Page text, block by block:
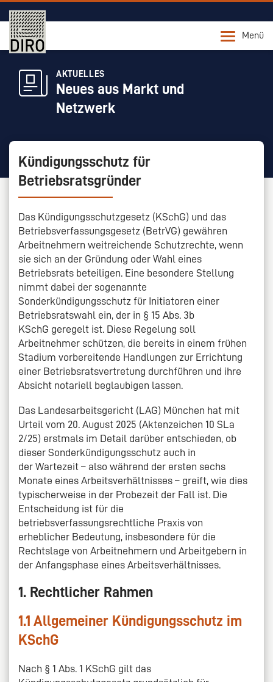
Menü
AKTUELLES
Neues aus Markt und
Netzwerk
Kündigungsschutz für
Betriebsratsgründer
Das Kündigungsschutzgesetz (KSchG) und das
Betriebsverfassungsgesetz (BetrVG) gewähren
Arbeitnehmern weitreichende Schutzrechte, wenn
sie sich an der Gründung oder Wahl eines
Betriebsrats beteiligen. Eine besondere Stellung
nimmt dabei der sogenannte
Sonderkündigungsschutz für Initiatoren einer
Betriebsratswahl ein, der in § 15 Abs. 3b
KSchG geregelt ist. Diese Regelung soll
Arbeitnehmer schützen, die bereits in einem frühen
Stadium vorbereitende Handlungen zur Errichtung
einer Betriebsratsvertretung durchführen und ihre
Absicht notariell beglaubigen lassen.
Das Landesarbeitsgericht (LAG) München hat mit
Urteil vom 20. August 2025 (Aktenzeichen 10 SLa
2/25) erstmals im Detail darüber entschieden, ob
dieser Sonderkündigungsschutz auch in
der Wartezeit – also während der ersten sechs
Monate eines Arbeitsverhältnisses – greift, wie dies
typischerweise in der Probezeit der Fall ist. Die
Entscheidung ist für die
betriebsverfassungsrechtliche Praxis von
erheblicher Bedeutung, insbesondere für die
Rechtslage von Arbeitnehmern und Arbeitgebern in
der Anfangsphase eines Arbeitsverhältnisses.
1. Rechtlicher Rahmen
1.1 Allgemeiner Kündigungsschutz im
KSchG
Nach § 1 Abs. 1 KSchG gilt das